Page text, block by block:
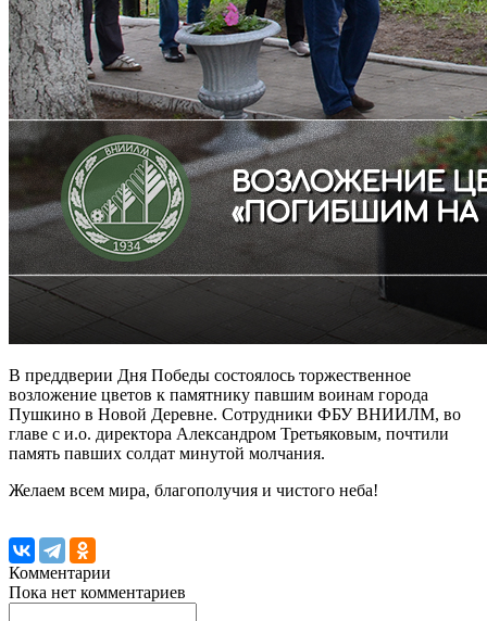
В преддверии Дня Победы состоялось торжественное
возложение цветов к памятнику павшим воинам города
Пушкино в Новой Деревне. Сотрудники ФБУ ВНИИЛМ, во
главе с и.о. директора Александром Третьяковым, почтили
память павших солдат минутой молчания.
Желаем всем мира, благополучия и чистого неба!
Комментарии
Пока нет комментариев